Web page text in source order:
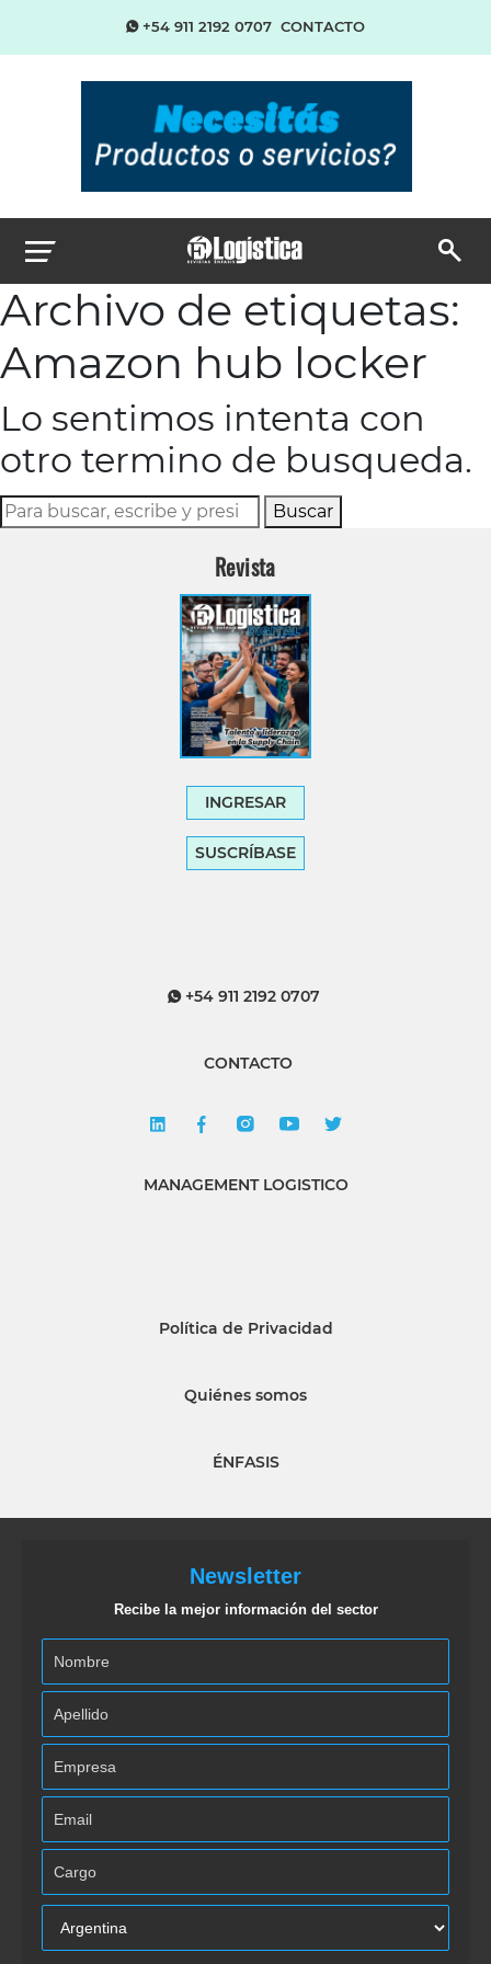
+54 911 2192 0707 CONTACTO
Archivo de etiquetas:
Amazon hub locker
Lo sentimos intenta con
otro termino de busqueda.
Buscar
Revista
INGRESAR
SUSCRÍBASE
+54 911 2192 0707
CONTACTO
MANAGEMENT LOGISTICO
Política de Privacidad
Quiénes somos
ÉNFASIS
Newsletter
Recibe la mejor información del sector